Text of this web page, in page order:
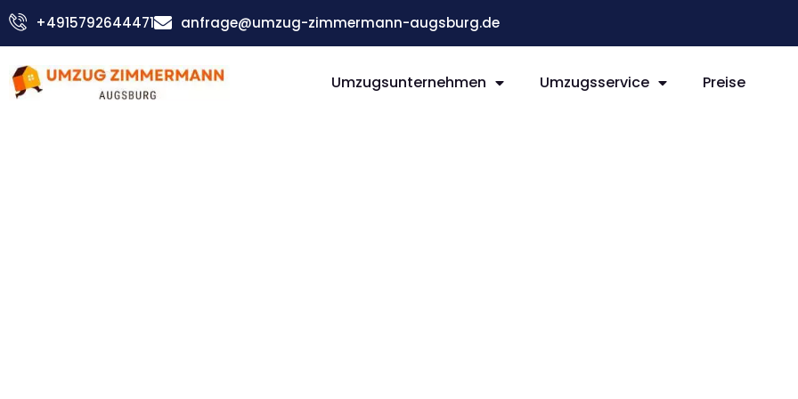
Zum
Inhalt
+4915792644471 anfrage@umzug-zimmermann-augsburg.de
Umzugsunternehmen Umzugsservice Preise